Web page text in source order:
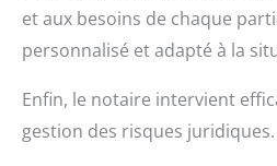
et aux besoins de chaque
personnalisé et adapté à la
Enfin, le notaire intervient
gestion des risques juridiques.